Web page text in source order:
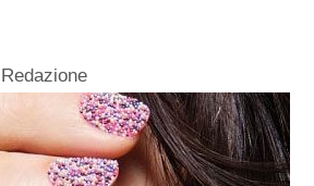
Redazione